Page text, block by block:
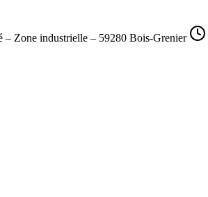
– Zone industrielle – 59280 Bois-Grenier